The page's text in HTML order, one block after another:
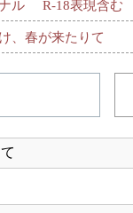
ル R-18表現含む
、春が来たりて